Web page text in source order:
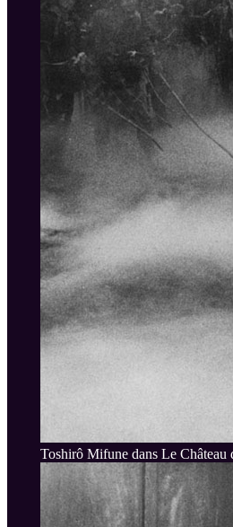
Toshirô Mifune dans Le Château